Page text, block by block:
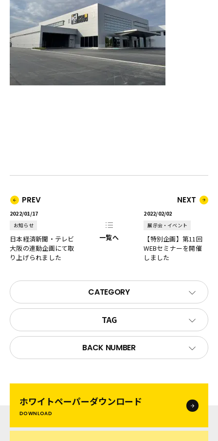
PREV
2022/01/17
お知らせ
日本経済新聞・テレビ
大阪の連動企画にて取
り上げられました
NEXT
2022/02/02
展示会・イベント
【特別企画】第11回
WEBセミナーを開催
しました
一覧へ
CATEGORY
TAG
BACK NUMBER
ホワイトペーパーダウンロード
DOWNLOAD